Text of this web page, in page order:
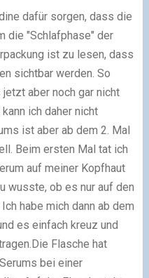
dafür sorgen, dass die
die "Schlafphase" der
ist zu lesen, dass
sichtbar werden. So
aber noch gar nicht
ich daher nicht
ist aber ab dem 2. Mal
Beim ersten Mal tat ich
auf meiner Kopfhaut
wusste, ob es nur auf den
habe mich dann ab dem
es einfach kreuz und
Flasche hat
bei einer